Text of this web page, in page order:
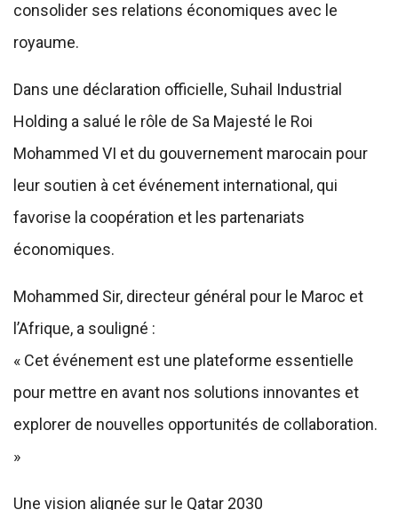
consolider ses relations économiques avec le
royaume.
Dans une déclaration officielle, Suhail Industrial
Holding a salué le rôle de Sa Majesté le Roi
Mohammed VI et du gouvernement marocain pour
leur soutien à cet événement international, qui
favorise la coopération et les partenariats
économiques.
Mohammed Sir, directeur général pour le Maroc et
l’Afrique, a souligné :
« Cet événement est une plateforme essentielle
pour mettre en avant nos solutions innovantes et
explorer de nouvelles opportunités de collaboration.
»
Une vision alignée sur le Qatar 2030